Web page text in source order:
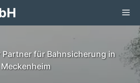
Partner für Bahnsicherung in
Meckenheim